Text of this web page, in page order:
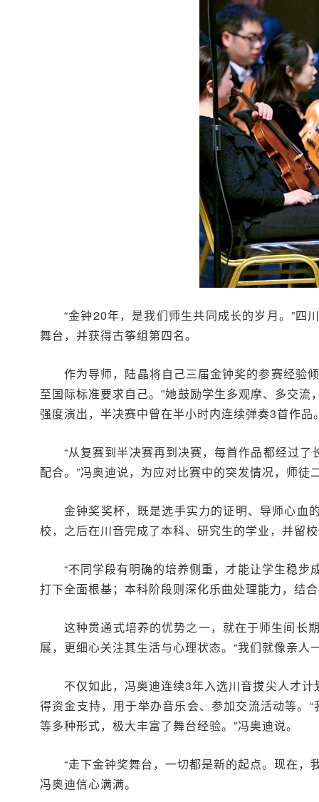
“金钟20年，是我们师生共同成长的岁月。”
舞台，并获得古筝组第四名。
作为导师，陆晶将自己三届金钟奖的参赛经验
至国际标准要求自己。”她鼓励学生多观摩、多交
强度演出，半决赛中曾在半小时内连续弹奏3首作品
“从复赛到半决赛再到决赛，每首作品都经过
配合。”冯奥迪说，为应对比赛中的突发情况，师
金钟奖奖杯，既是选手实力的证明、导师心血
校，之后在川音完成了本科、研究生的学业，并留
“不同学段有明确的培养侧重，才能让学生稳
打下全面根基；本科阶段则深化乐曲处理能力，结
这种贯通式培养的优势之一，就在于师生间长
展，更细心关注其生活与心理状态。“我们就像亲
不仅如此，冯奥迪连续3年入选川音拔尖人才
得资金支持，用于举办音乐会、参加交流活动等。
等多种形式，极大丰富了舞台经验。”冯奥迪说。
“走下金钟奖舞台，一切都是新的起点。现在
冯奥迪信心满满。